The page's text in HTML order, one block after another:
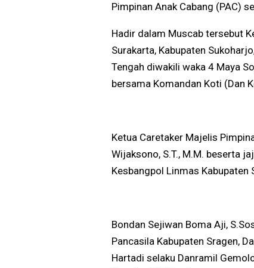
Pimpinan Anak Cabang (PAC)
Hadir dalam Muscab tersebut
Surakarta, Kabupaten
Tengah diwakili waka 4 Maya
bersama Komandan Koti (Dan
Ketua Caretaker Majelis
Wijaksono, S.T., M.M. beserta
Kesbangpol Linmas Kabupaten
Bondan Sejiwan Boma Aji,
Pancasila Kabupaten Sragen,
Hartadi selaku Danramil